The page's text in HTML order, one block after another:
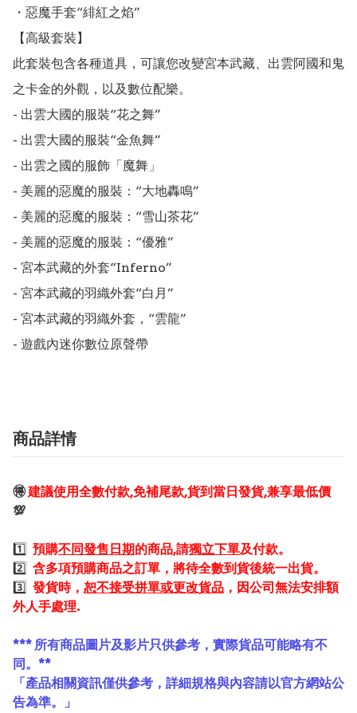
・惡魔手套“緋紅之焰”
【高級套裝】
此套裝包含各種道具，可讓您改變宮本武藏、出雲阿國和鬼
之卡金的外觀，以及數位配樂。
- 出雲大國的服裝“花之舞”
- 出雲大國的服裝“金魚舞”
- 出雲之國的服飾「魔舞」
- 美麗的惡魔的服裝：“大地轟鳴”
- 美麗的惡魔的服裝：“雪山茶花”
- 美麗的惡魔的服裝：“優雅”
- 宮本武藏的外套“Inferno”
- 宮本武藏的羽織外套“白月”
- 宮本武藏的羽織外套，“雲龍”
- 遊戲內迷你數位原聲帶
商品詳情
🉐建議使用全數付款,免補尾款,貨到當日發貨,兼享最低價
💯
1️⃣ 預購不同發售日期的商品,請獨立下單及付款。
2️⃣ 含多項預購商品之訂單，將待全數到貨後統一出貨。
3️⃣ 發貨時， 恕不接受拼單或更改貨品 ，因公司無法安排額
外人手處理.
*** 所有商品圖片及影片只供參考，實際貨品可能略有不
同。**
「產品相關資訊僅供參考，詳細規格與內容請以官方網站公
告為準。」